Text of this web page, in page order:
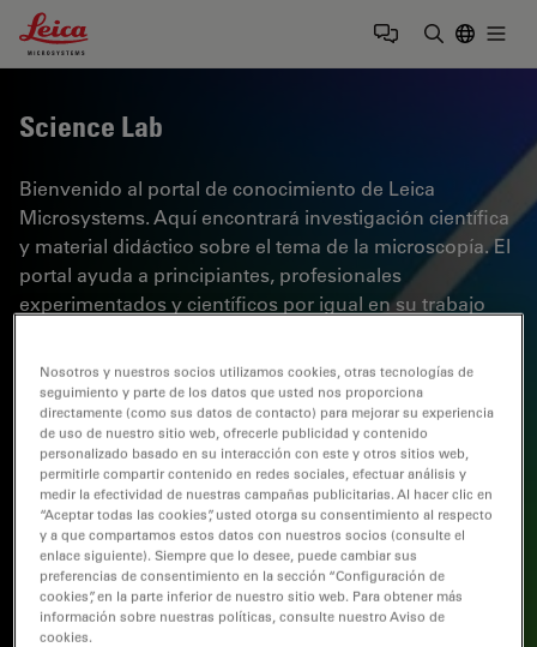
Leica Microsystems Logo
Science Lab
Bienvenido al portal de conocimiento de Leica
Microsystems. Aquí encontrará investigación científica
y material didáctico sobre el tema de la microscopía. El
portal ayuda a principiantes, profesionales
experimentados y científicos por igual en su trabajo
interactivos y notas de aplicación, descubra los
fundamentos de la microscopía, así como las
tecnologías de gama alta. Forme parte de la
comunidad Science Lab y comparta sus
conocimientos.
Nosotros y nuestros socios utilizamos cookies, otras tecnologías de
seguimiento y parte de los datos que usted nos proporciona
directamente (como sus datos de contacto) para mejorar su experiencia
de uso de nuestro sitio web, ofrecerle publicidad y contenido
personalizado basado en su interacción con este y otros sitios web,
permitirle compartir contenido en redes sociales, efectuar análisis y
medir la efectividad de nuestras campañas publicitarias. Al hacer clic en
“Aceptar todas las cookies”, usted otorga su consentimiento al respecto
y a que compartamos estos datos con nuestros socios (consulte el
enlace siguiente). Siempre que lo desee, puede cambiar sus
preferencias de consentimiento en la sección “Configuración de
cookies”, en la parte inferior de nuestro sitio web. Para obtener más
información sobre nuestras políticas, consulte nuestro Aviso de
cookies.